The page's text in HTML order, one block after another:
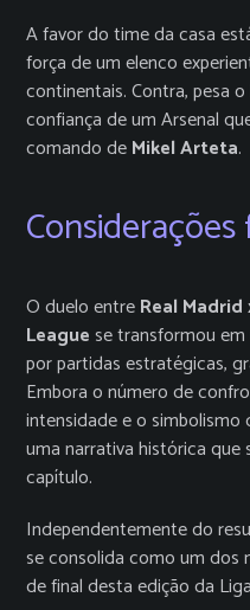
A favor do time da casa
força de um elenco
continentais. Contra, pesa
confiança de um Arsenal
comando deMikel Arteta.
Considerações
O duelo entreReal
Leaguese transformou em
por partidas estratégicas,
Embora o número de
intensidade e o
uma narrativa histórica que
capítulo.
Independentemente do
se consolida como um dos
de final desta edição da